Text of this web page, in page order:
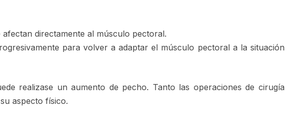
directamente al músculo pectoral.
para volver a adaptar el músculo pectoral a la situación
realizase un aumento de pecho. Tanto las operaciones de cirugía
aspecto físico.